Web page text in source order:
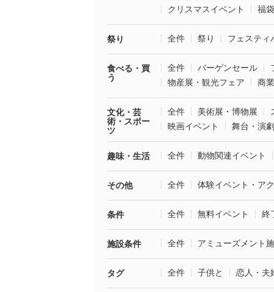
クリスマスイベント
福
祭り 全件 祭り フェスティ
食べる・買
う
全件 バーゲンセール
物産展・観光フェア
商
文化・芸
術・スポー
ツ
全件 美術展・博物展
映画イベント
舞台・演劇
趣味・生活 全件 動物関連イベント
その他 全件 体験イベント・ア
条件 全件 無料イベント 終
施設条件 全件 アミューズメント
タグ 全件 子供と 恋人・夫